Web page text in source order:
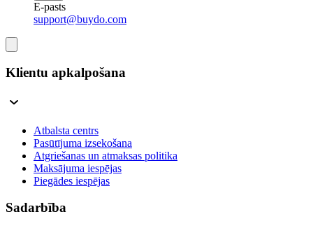
E-pasts
support@buydo.com
Klientu apkalpošana
Atbalsta centrs
Pasūtījuma izsekošana
Atgriešanas un atmaksas politika
Maksājuma iespējas
Piegādes iespējas
Sadarbība